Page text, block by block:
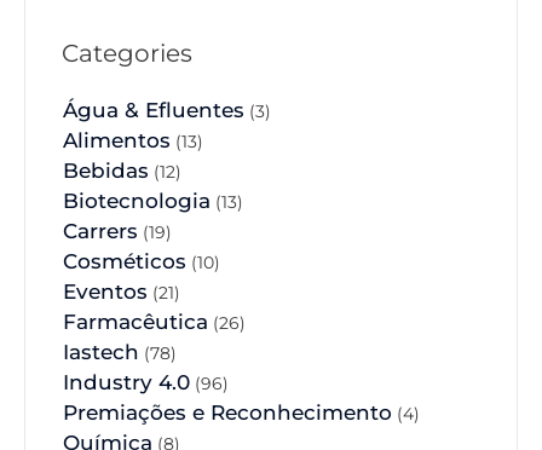
Categories
Água & Efluentes (3)
Alimentos (13)
Bebidas (12)
Biotecnologia (13)
Carrers (19)
Cosméticos (10)
Eventos (21)
Farmacêutica (26)
Iastech (78)
Industry 4.0 (96)
Premiações e Reconhecimento (4)
Química (8)